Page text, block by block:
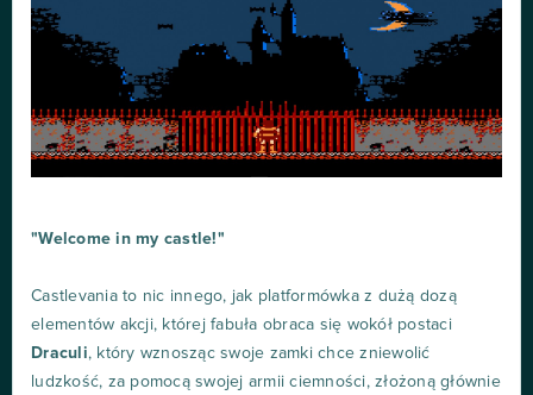
"Welcome in my castle!"
Castlevania to nic innego, jak platformówka z dużą dozą
elementów akcji, której fabuła obraca się wokół postaci
Draculi, który wznosząc swoje zamki chce zniewolić
ludzkość, za pomocą swojej armii ciemności, złożoną głównie